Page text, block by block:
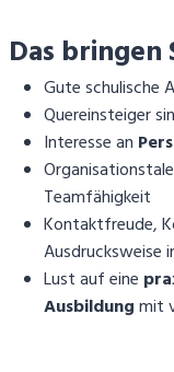
Das bringen
Gute schulische
Quereinsteiger
Interesse an
Teamfähigkeit
Kontaktfreude,
Ausdrucksweise
Lust auf eine
Ausbildungmit